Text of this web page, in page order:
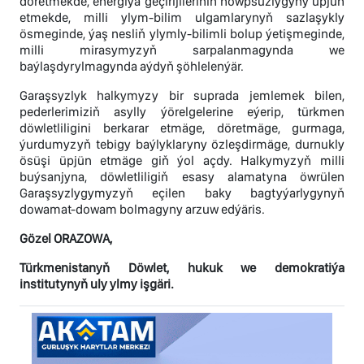
etmekde, milli ylym-bilim ulgamlarynyň sazlaşykly
ösmeginde, ýaş nesliň ylymly-bilimli bolup ýetişmeginde,
milli mirasymyzyň sarpalanmagynda we
baýlaşdyrylmagynda aýdyň şöhlelenýär.
Garaşsyzlyk halkymyzy bir suprada jemlemek bilen,
pederlerimiziň asylly ýörelgelerine eýerip, türkmen
döwletliligini berkarar etmäge, döretmäge, gurmaga,
ýurdumyzyň tebigy baýlyklaryny özleşdirmäge, durnukly
ösüşi üpjün etmäge giň ýol açdy. Halkymyzyň milli
buýsanjyna, döwletliligiň esasy alamatyna öwrülen
Garaşsyzlygymyzyň eçilen baky bagtyýarlygynyň
dowamat-dowam bolmagyny arzuw edýäris.
Gözel ORAZOWA,
Türkmenistanyň Döwlet, hukuk we demokratiýa
institutynyň uly ylmy işgäri.